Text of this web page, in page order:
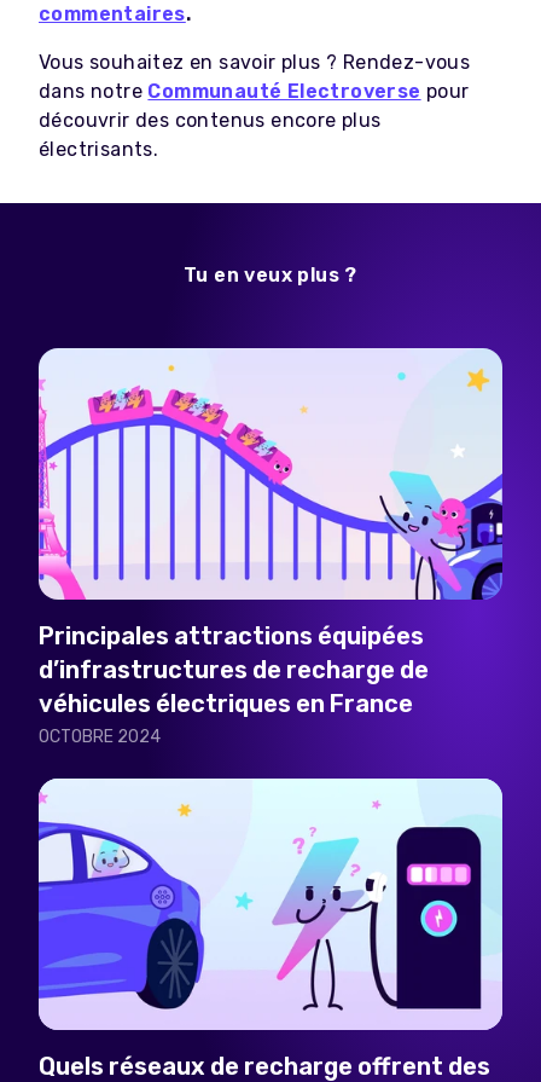
commentaires.
Vous souhaitez en savoir plus ? Rendez-vous
dans notre Communauté Electroverse pour
découvrir des contenus encore plus
électrisants.
Tu en veux plus ?
Principales attractions équipées
d’infrastructures de recharge de
véhicules électriques en France
OCTOBRE 2024
Quels réseaux de recharge offrent des